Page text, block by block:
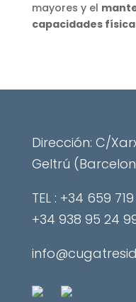
mayores y el
capacidades
Dirección: C/
Geltrú
​TEL : +34 659
+34 938 95 24